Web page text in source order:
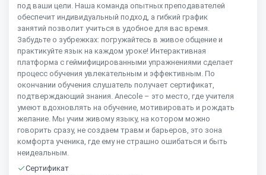
под ваши цели. Наша команда опытных преподавателей
обеспечит индивидуальный подход, а гибкий график
занятий позволит учиться в удобное для вас время.
Забудьте о зубрежках: погружайтесь в живое общение и
практикуйте язык на каждом уроке! Интерактивная
платформа с геймифицированными упражнениями сделает
процесс обучения увлекательным и эффективным. По
окончании обучения слушатель получает сертификат,
подтверждающий знания. Anecole – это место, где учителя
умеют вдохновлять на обучение, мотивировать и рождать
желание. Мы учим живому языку, на котором можно
говорить сразу, не создаем травм и барьеров, это зона
комфорта ученика, где ему не страшно ошибаться и быть
неидеальным.
Сертификат